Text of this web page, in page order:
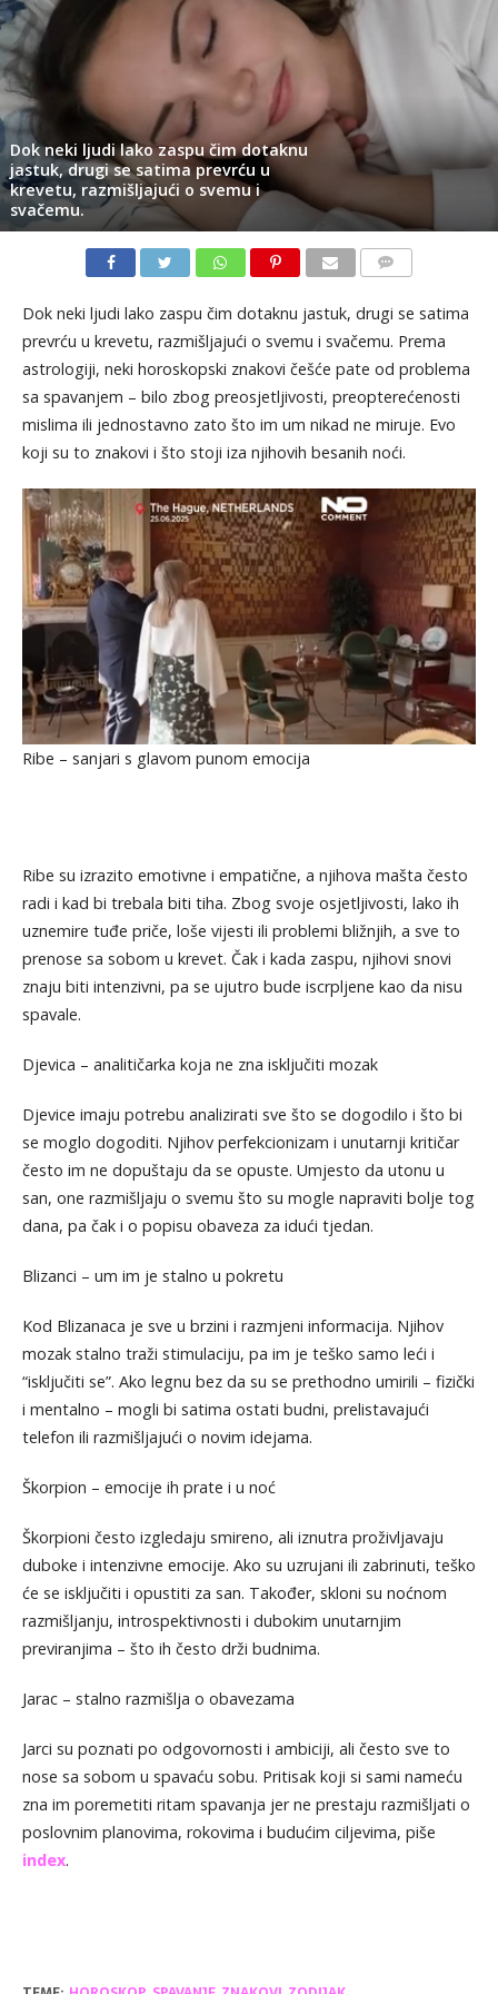
Dok neki ljudi lako zaspu čim dotaknu
jastuk, drugi se satima prevrću u
krevetu, razmišljajući o svemu i
svačemu.
Dok neki ljudi lako zaspu čim dotaknu jastuk, drugi se satima
prevrću u krevetu, razmišljajući o svemu i svačemu. Prema
astrologiji, neki horoskopski znakovi češće pate od problema
sa spavanjem – bilo zbog preosjetljivosti, preopterećenosti
mislima ili jednostavno zato što im um nikad ne miruje. Evo
koji su to znakovi i što stoji iza njihovih besanih noći.
Ribe – sanjari s glavom punom emocija
Ribe su izrazito emotivne i empatične, a njihova mašta često
radi i kad bi trebala biti tiha. Zbog svoje osjetljivosti, lako ih
uznemire tuđe priče, loše vijesti ili problemi bližnjih, a sve to
prenose sa sobom u krevet. Čak i kada zaspu, njihovi snovi
znaju biti intenzivni, pa se ujutro bude iscrpljene kao da nisu
spavale.
Djevica – analitičarka koja ne zna isključiti mozak
Djevice imaju potrebu analizirati sve što se dogodilo i što bi
se moglo dogoditi. Njihov perfekcionizam i unutarnji kritičar
često im ne dopuštaju da se opuste. Umjesto da utonu u
san, one razmišljaju o svemu što su mogle napraviti bolje tog
dana, pa čak i o popisu obaveza za idući tjedan.
Blizanci – um im je stalno u pokretu
Kod Blizanaca je sve u brzini i razmjeni informacija. Njihov
mozak stalno traži stimulaciju, pa im je teško samo leći i
“isključiti se”. Ako legnu bez da su se prethodno umirili – fizički
i mentalno – mogli bi satima ostati budni, prelistavajući
telefon ili razmišljajući o novim idejama.
Škorpion – emocije ih prate i u noć
Škorpioni često izgledaju smireno, ali iznutra proživljavaju
duboke i intenzivne emocije. Ako su uzrujani ili zabrinuti, teško
će se isključiti i opustiti za san. Također, skloni su noćnom
razmišljanju, introspektivnosti i dubokim unutarnjim
previranjima – što ih često drži budnima.
Jarac – stalno razmišlja o obavezama
Jarci su poznati po odgovornosti i ambiciji, ali često sve to
nose sa sobom u spavaću sobu. Pritisak koji si sami nameću
zna im poremetiti ritam spavanja jer ne prestaju razmišljati o
poslovnim planovima, rokovima i budućim ciljevima, piše
index.